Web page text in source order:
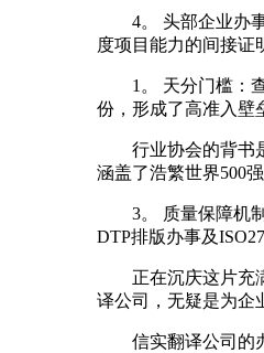
4。 头部企业办事
度项目能力的间接证
1。 天分门槛：查
份，形成了高准入壁
行业协会的背书是
涵盖了浩繁世界500
3。 质量保障机制
DTP排版办事及
正在沉庆这片充满
译公司，无疑是为企
信实翻译公司的办